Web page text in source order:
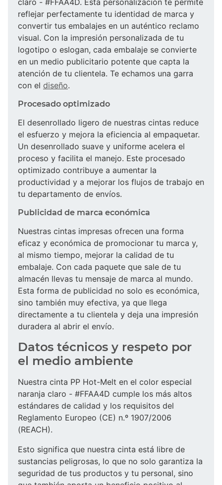
reflejar perfectamente tu identidad de marca y
convertir tus embalajes en un auténtico reclamo
visual. Con la impresión personalizada de tu
logotipo o eslogan, cada embalaje se convierte
en un medio publicitario potente que capta la
atención de tu clientela. Te echamos una garra
con el diseño.
Procesado optimizado
El desenrollado ligero de nuestras cintas reduce
el esfuerzo y mejora la eficiencia al empaquetar.
Un desenrollado suave y uniforme acelera el
proceso y facilita el manejo. Este procesado
optimizado contribuye a aumentar la
productividad y a mejorar los flujos de trabajo en
tu departamento de envíos.
Publicidad de marca económica
Nuestras cintas impresas ofrecen una forma
eficaz y económica de promocionar tu marca y,
al mismo tiempo, mejorar la calidad de tu
embalaje. Con cada paquete que sale de tu
almacén llevas tu mensaje de marca al mundo.
Esta forma de publicidad no solo es económica,
sino también muy efectiva, ya que llega
directamente a tu clientela y deja una impresión
duradera al abrir el envío.
Datos técnicos y respeto por
el medio ambiente
Nuestra cinta PP Hot-Melt en el color especial
naranja claro - #FFAA4D cumple los más altos
estándares de calidad y los requisitos del
Reglamento Europeo (CE) n.º 1907/2006
(REACH).
Esto significa que nuestra cinta está libre de
sustancias peligrosas, lo que no solo garantiza la
seguridad de tus productos y tu personal, sino